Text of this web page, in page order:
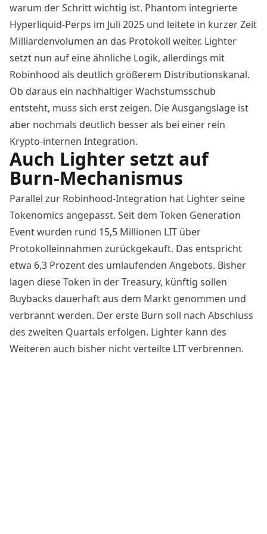
warum der Schritt wichtig ist. Phantom integrierte
Hyperliquid-Perps im Juli 2025 und leitete in kurzer Zeit
Milliardenvolumen an das Protokoll weiter. Lighter
setzt nun auf eine ähnliche Logik, allerdings mit
Robinhood als deutlich größerem Distributionskanal.
Ob daraus ein nachhaltiger Wachstumsschub
entsteht, muss sich erst zeigen. Die Ausgangslage ist
aber nochmals deutlich besser als bei einer rein
Krypto-internen Integration.
Auch Lighter setzt auf
Burn-Mechanismus
Parallel zur Robinhood-Integration hat Lighter seine
Tokenomics angepasst. Seit dem Token Generation
Event wurden rund 15,5 Millionen LIT über
Protokolleinnahmen zurückgekauft. Das entspricht
etwa 6,3 Prozent des umlaufenden Angebots. Bisher
lagen diese Token in der Treasury, künftig sollen
Buybacks dauerhaft aus dem Markt genommen und
verbrannt werden. Der erste Burn soll nach Abschluss
des zweiten Quartals erfolgen. Lighter kann des
Weiteren auch bisher nicht verteilte LIT verbrennen.